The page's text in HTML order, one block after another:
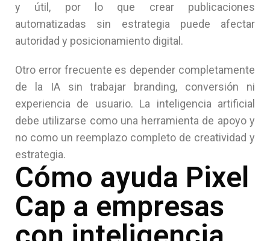
y útil, por lo que crear publicaciones
automatizadas sin estrategia puede afectar
autoridad y posicionamiento digital.
Otro error frecuente es depender completamente
de la IA sin trabajar branding, conversión ni
experiencia de usuario. La inteligencia artificial
debe utilizarse como una herramienta de apoyo y
no como un reemplazo completo de creatividad y
estrategia.
Cómo ayuda Pixel
Cap a empresas